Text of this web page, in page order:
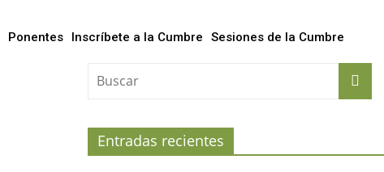
Ponentes Inscríbete a la Cumbre Sesiones de la Cumbre
Entradas recientes